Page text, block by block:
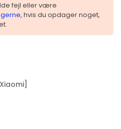
fejl eller være
, hvis du opdager noget,
[Xiaomi]